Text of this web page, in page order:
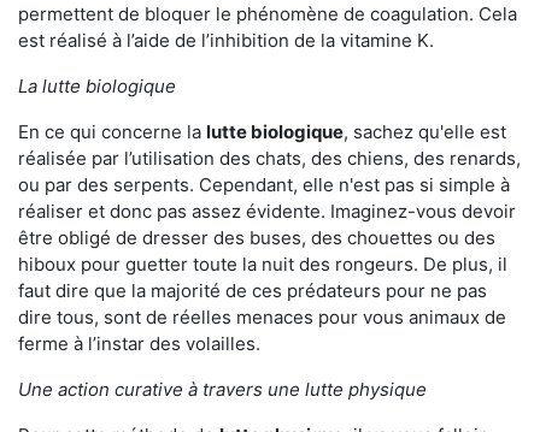
permettent de bloquer le phénomène de coagulation. Cela
est réalisé à l’aide de l’inhibition de la vitamine K.
La lutte biologique
En ce qui concerne la lutte biologique, sachez qu'elle est
réalisée par l’utilisation des chats, des chiens, des renards,
ou par des serpents. Cependant, elle n'est pas si simple à
réaliser et donc pas assez évidente. Imaginez-vous devoir
être obligé de dresser des buses, des chouettes ou des
hiboux pour guetter toute la nuit des rongeurs. De plus, il
faut dire que la majorité de ces prédateurs pour ne pas
dire tous, sont de réelles menaces pour vous animaux de
ferme à l’instar des volailles.
Une action curative à travers une lutte physique